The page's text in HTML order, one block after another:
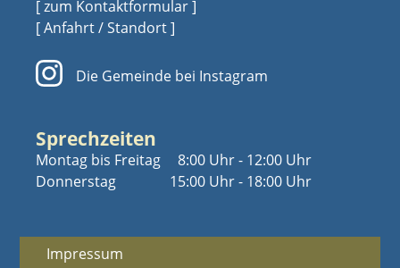
[ zum Kontaktformular ]
[ Anfahrt / Standort ]
Die Gemeinde bei Instagram
Sprechzeiten
Montag bis Freitag
Donnerstag
8:00 Uhr - 12:00 Uhr
15:00 Uhr - 18:00 Uhr
Impressum